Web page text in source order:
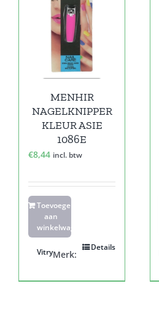
MENHIR
NAGELKNIPPER
KLEUR ASIE
1086E
€8,44 incl. btw
Toevoegen
aan
winkelwagen
Details
Merk:
Vitry